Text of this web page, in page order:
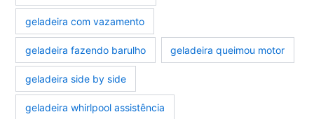
geladeira com vazamento
geladeira fazendo barulho geladeira queimou motor
geladeira side by side
geladeira whirlpool assistência